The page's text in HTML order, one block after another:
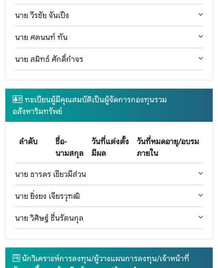
นาย วีรชัย จันเป็ง
นาย ศตนนท์ ทัน
นาย สมิทธ์ ศักดิ์กำจร
ทะเบียนผู้มีคุณสมบัติเป็นผู้จัดการกองทุนรวม
อสังหาริมทรัพย์
ลำดับ
ชื่อ-
นามสกุล
วันที่แต่งตั้ง
มีผล
วันที่หมดอายุ/อบรม
ภายใน
นาย ธารดร เขียวมีส่วน
นาย ยิ่งยง เจียรวุฑฒิ
นาย วิศิษฐ์ ชื่นรัตนกุล
นักวิเคราะห์การลงทุน/ผู้วางแผนการลงทุน/เจ้าหน้าที่